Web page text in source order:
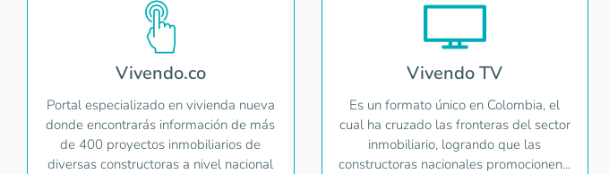
Vivendo.co
Portal especializado en vivienda nueva
donde encontrarás información de más
de 400 proyectos inmobiliarios de
diversas constructoras a nivel nacional
Vivendo TV
Es un formato único en Colombia, el
cual ha cruzado las fronteras del sector
inmobiliario, logrando que las
constructoras nacionales promocionen...